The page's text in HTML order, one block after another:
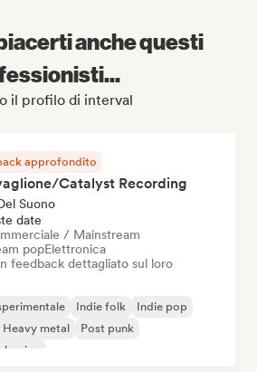
anche questi
il profilo di interval
approfondito
Catalyst Recording
Suono
date
/ Mainstream
popElettronica
feedback dettagliato sul loro
Indie folk
Indie pop
metal
Post punk